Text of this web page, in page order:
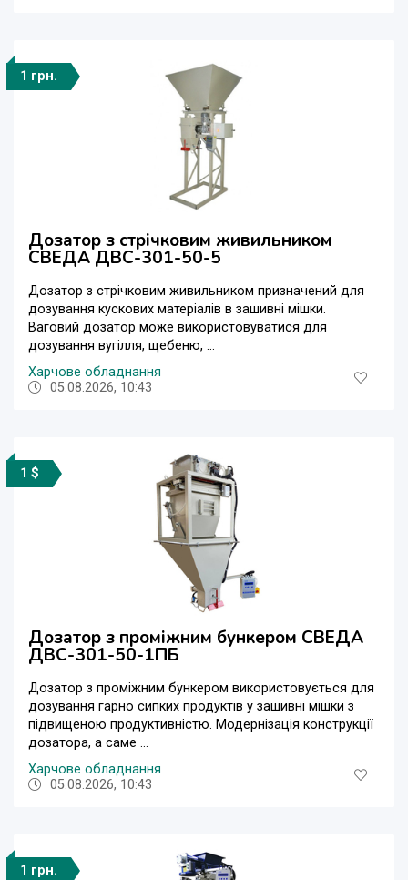
1 грн.
Дозатор з стрічковим живильником
СВЕДА ДВС-301-50-5
Дозатор з стрічковим живильником призначений для
дозування кускових матеріалів в зашивні мішки.
Ваговий дозатор може використовуватися для
дозування вугілля, щебеню, ...
Харчове обладнання
05.08.2026, 10:43
1 $
Дозатор з проміжним бункером СВЕДА
ДВС-301-50-1ПБ
Дозатор з проміжним бункером використовується для
дозування гарно сипких продуктів у зашивні мішки з
підвищеною продуктивністю. Модернізація конструкції
дозатора, а саме ...
Харчове обладнання
05.08.2026, 10:43
1 грн.